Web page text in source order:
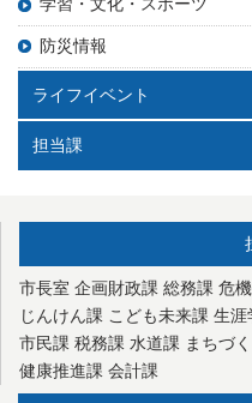
防災情報
ライフイベント
担当課
市長室 企画財政課 総務課 危
じんけん課 こども未来課 生涯
市民課 税務課 水道課 まちづ
健康推進課 会計課